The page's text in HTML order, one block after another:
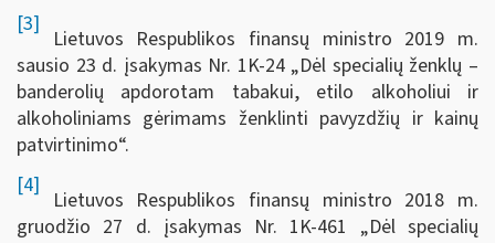
[3]
Lietuvos Respublikos finansų ministro 2019 m.
sausio 23 d. įsakymas Nr. 1K-24 „Dėl specialių ženklų –
banderolių apdorotam tabakui, etilo alkoholiui ir
alkoholiniams gėrimams ženklinti pavyzdžių ir kainų
patvirtinimo“.
[4]
Lietuvos Respublikos finansų ministro 2018 m.
gruodžio 27 d. įsakymas Nr. 1K-461 „Dėl specialių